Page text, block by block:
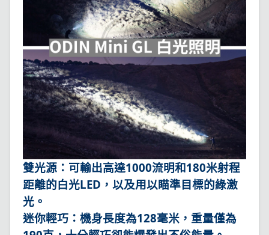
雙光源：可輸出高達1000流明和180米射程
距離的白光LED，以及用以瞄準目標的綠激
光。
迷你輕巧：機身長度為128毫米，重量僅為